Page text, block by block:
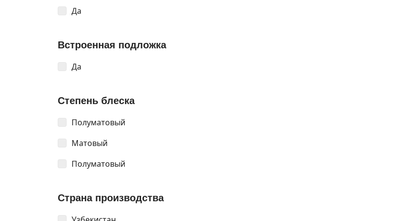
Да
Встроенная подложка
Да
Степень блеска
Полуматовый
Матовый
Полуматовый
Страна производства